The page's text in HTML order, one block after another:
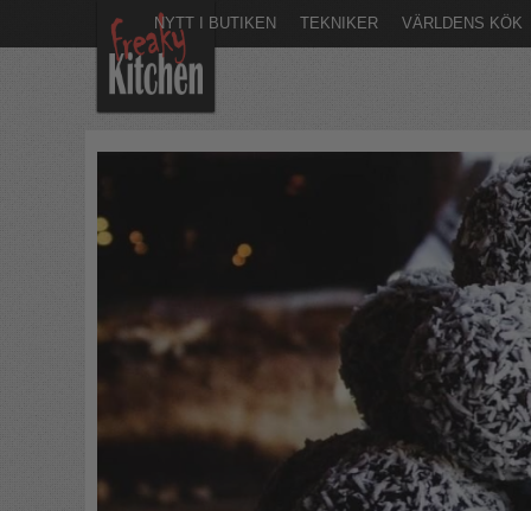
NYTT I BUTIKEN TEKNIKER VÄRLDENS KÖK